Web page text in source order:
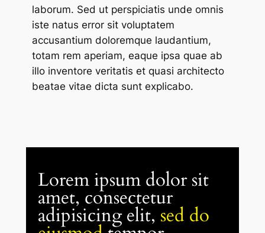
laborum. Sed ut perspiciatis unde omnis
iste natus error sit voluptatem
accusantium doloremque laudantium,
totam rem aperiam, eaque ipsa quae ab
illo inventore veritatis et quasi architecto
beatae vitae dicta sunt explicabo.
Lorem ipsum dolor sit
amet, consectetur
adipisicing elit, sed do